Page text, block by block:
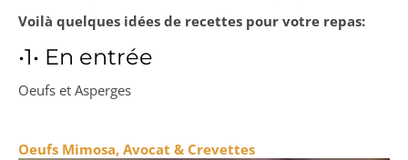
Voilà quelques idées de recettes pour votre repas:
•1• En entrée
Oeufs et Asperges
Oeufs Mimosa, Avocat & Crevettes